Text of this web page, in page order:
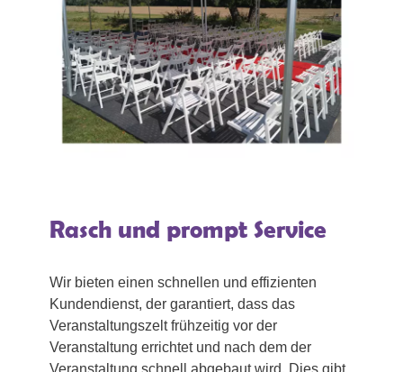
Rasch und prompt Service
Wir bieten einen schnellen und effizienten
Kundendienst, der garantiert, dass das
Veranstaltungszelt frühzeitig vor der
Veranstaltung errichtet und nach dem der
Veranstaltung schnell abgebaut wird. Dies gibt